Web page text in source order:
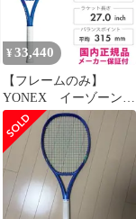
¥ 33,440
【フレームのみ】
YONEX イーゾーン
100ツアー ブラストブ
ルー 310g
08EZ10TR 2025SS
硬式テニス ヨネック
ス EZONE100TOUR